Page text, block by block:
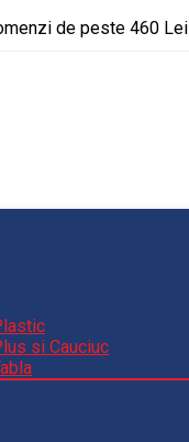
de peste 460 Lei
si Cauciuc